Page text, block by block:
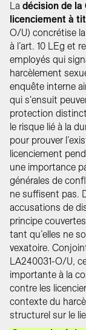
La décision de la
licenciement à
O/U) concrétise
à l’art. 10 LEg et
employés qui
harcèlement
enquête interne
qui s'ensuit
protection
le risque lié à la
pour prouver
licenciement
une importance
générales de
ne suffisent pas.
accusations de
principe
tant qu’elles ne
vexatoire.
LA240031-O/U,
importante à la
contre les
contexte du
structurel sur le